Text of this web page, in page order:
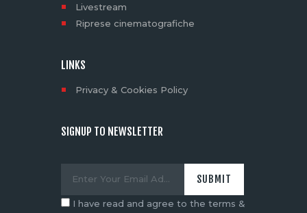
Livestream
Riprese cinematografiche
LINKS
Privacy & Cookies Policy
SIGNUP TO NEWSLETTER
I have read and agree to the terms &